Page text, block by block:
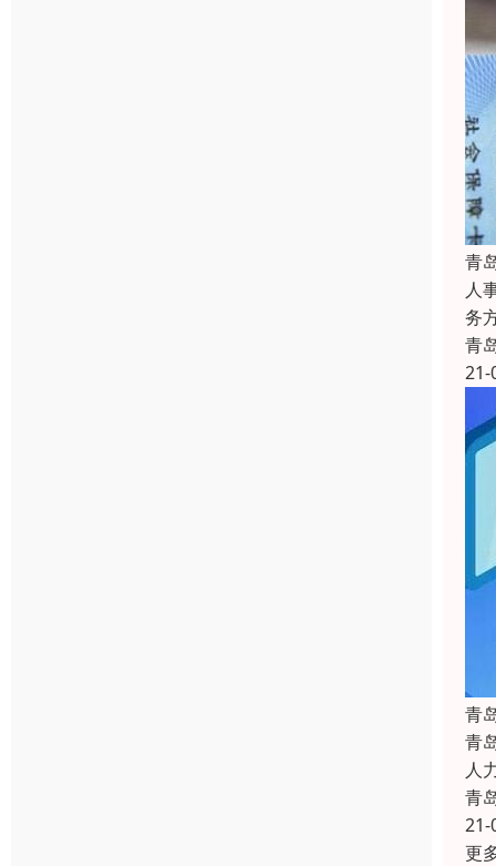
青
人
务
青
21-
青
青
人
青
21-
更